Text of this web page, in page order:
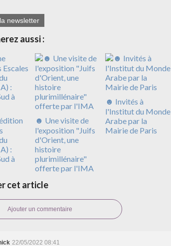
newsletter
aussi :
:
à
☻ Une visite de
l'exposition "Juifs
d'Orient, une
histoire
plurimillénaire"
offerte par l'IMA
☻ Invités à
l'Institut du Monde
Arabe par la
Mairie de Paris
cet article
Ajouter un commentaire
22/05/2022 08:41